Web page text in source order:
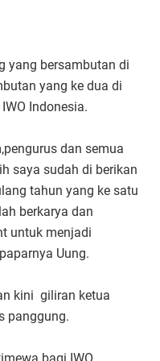
yang bersambutan di
yang ke dua di
Indonesia.
dan semua
saya sudah di berikan
tahun yang ke satu
berkarya dan
untuk menjadi
Uung.
kini giliran ketua
panggung.